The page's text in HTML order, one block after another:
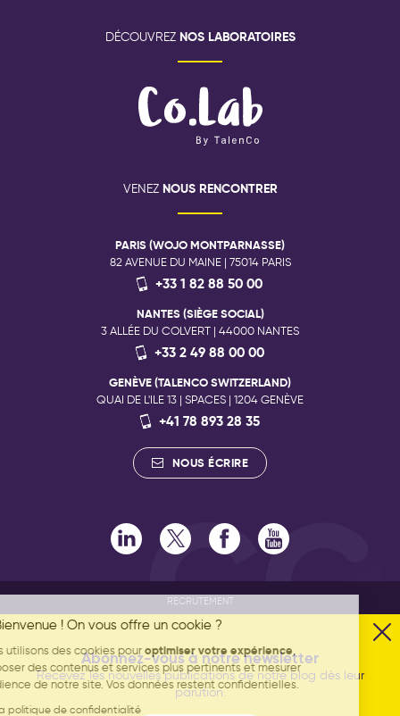
🍪 Bienvenue ! On vous offre un cookie ?
Nous utilisons des cookies pouroptimiser votre expérience
proposer des contenus et services plus pertinents et mesurer
l'audience de notre site. Vos données restent confidentielles.
Lire la politique de confidentialité
Abonnez-vous à notre newsletter
Recevez les nouvelles publications de notre blog dès leur
parution.
DÉCOUVREZ NOS LABORATOIRES
VENEZ NOUS RENCONTRER
PARIS (WOJO MONTPARNASSE)
82 AVENUE DU MAINE | 75014 PARIS
+33 1 82 88 50 00
NANTES (SIÈGE SOCIAL)
3 ALLÉE DU COLVERT | 44000 NANTES
+33 2 49 88 00 00
GENÈVE (TALENCO SWITZERLAND)
QUAI DE L'ILE 13 | SPACES | 1204 GENÈVE
+41 78 893 28 35
NOUS ÉCRIRE
RECRUTEMENT
ENGAGEMENTS RSE
ENGAGEMENT PHILANTHROPIQUE
DONNÉES PERSONNELLES
MENTIONS LÉGALES